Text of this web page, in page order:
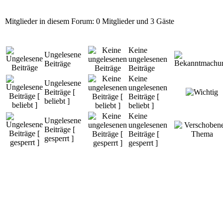
Mitglieder in diesem Forum: 0 Mitglieder und 3 Gäste
Ungelesene
Beiträge
Keine
ungelesenen
Beiträge
Ungelesene
Beiträge [
beliebt ]
Keine
ungelesenen
Beiträge [
beliebt ]
Ungelesene
Beiträge [
gesperrt ]
Keine
ungelesenen
Beiträge [
gesperrt ]